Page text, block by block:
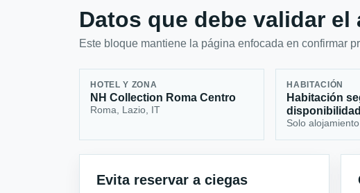
Datos que debe validar
Este bloque mantiene la página enfocada en confirmar
HOTEL Y ZONA
NH Collection Roma Centro
Roma, Lazio, IT
HABITACIÓN
Habitación
Solo alojamiento
Evita reservar a ciegas